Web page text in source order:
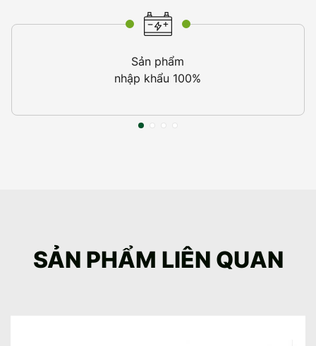
Sản phẩm
nhập khẩu 100%
SẢN PHẨM LIÊN QUAN